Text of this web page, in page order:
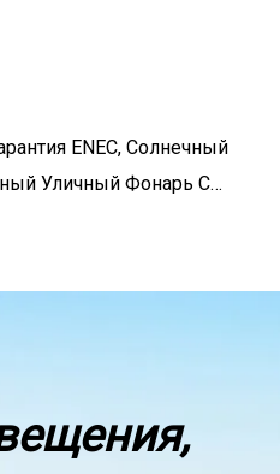
ENEC, Солнечный
Уличный Фонарь С